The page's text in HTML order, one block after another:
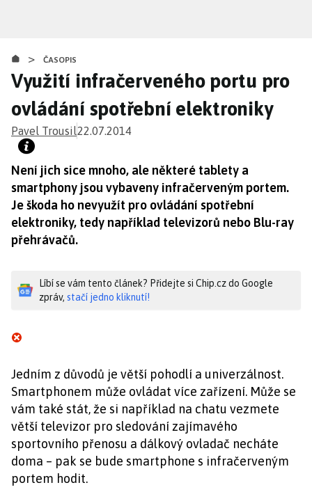
obsahu
> ČASOPIS
Využití infračerveného portu pro
ovládání spotřební elektroniky
Pavel Trousil22.07.2014
Není jich sice mnoho, ale některé tablety a
smartphony jsou vybaveny infračerveným portem.
Je škoda ho nevyužít pro ovládání spotřební
elektroniky, tedy například televizorů nebo Blu-ray
přehrávačů.
Líbí se vám tento článek? Přidejte si Chip.cz do Google
zpráv, stačí jedno kliknutí!
Jedním z důvodů je větší pohodlí a univerzálnost.
Smartphonem může ovládat více zařízení. Může se
vám také stát, že si například na chatu vezmete
větší televizor pro sledování zajímavého
sportovního přenosu a dálkový ovladač necháte
doma – pak se bude smartphone s infračerveným
portem hodit.